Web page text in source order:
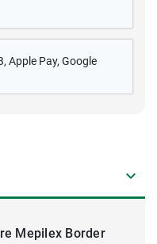
, Apple Pay, Google
Mepilex Border